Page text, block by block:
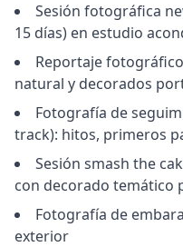
Sesión fotográfica
15 días) en estudio
Reportaje
natural y decorados
Fotografía de
track): hitos, primeros
Sesión smash the
con decorado temático
Fotografía de
exterior